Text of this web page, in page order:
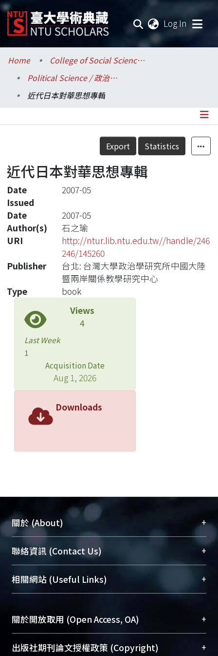
Log In
Communities & Collections
Research Outputs
Statistics
Home
College of Social Sciences / 社會科學院
Political Science / 政治學系
近代日本對華思想專輯
Details
Export Statistics
近代日本對華思想專輯
Date
Issued
2007-05
Date
2007-05
Author(s)
石之瑜
URI
http://ntur.lib.ntu.edu.tw//handle/246
246/145260
Publisher
台北: 台灣大學政治學研究所中國大陸
暨兩岸關係教學研究中心
Type
book
Views
4
Last Week
1
Acquisition Date
Aug 1, 2026
Downloads
關於 (About) +
臺大位居世界頂尖大學之列，為永久珍藏及向國際
展現本校豐碩的研究成果及學術能量，圖書館整合
機構典藏（NTUR）與學術庫（AH）不同功能平
台，成為臺大學術典藏NTU scholars。期能整合研
究能量、促進交流合作、保存學術產出、推廣研究
成果。
To permanently archive and promote researcher
profiles and scholarly works, Library integrates the
聯絡資訊 (Contact Us) +
總館學科館員(Main Library)
醫學圖書館學科館員(Medical Library)
Sciences Library)
相關網站 (Useful Links) +
關於開放取用 (Open Access, OA) +
開放取用是從使用者角度提升資訊取用性的社會運
出版社期刊論文授權政策 (Copyright) +